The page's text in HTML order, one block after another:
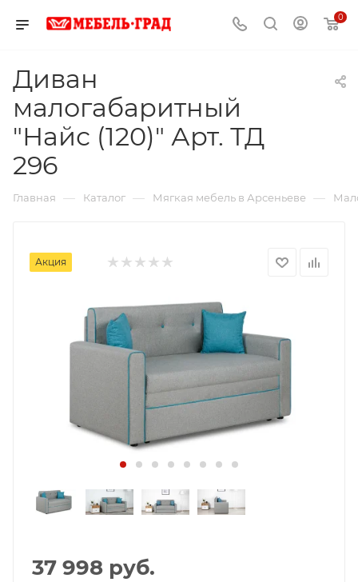
0
Диван
малогабаритный
"Найс (120)" Арт. ТД
296
Главная — Каталог — Мягкая мебель в Арсеньеве —
Акция
37 998 руб.